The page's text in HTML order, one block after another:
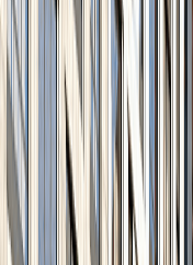
Благоустройство